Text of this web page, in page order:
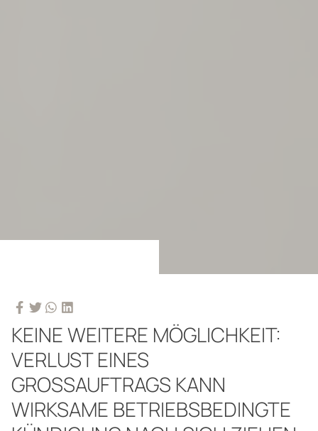
KEINE WEITERE MÖGLICHKEIT:
VERLUST EINES
GROSSAUFTRAGS KANN W
IRKSAME BETRIEBSBEDINGTE K